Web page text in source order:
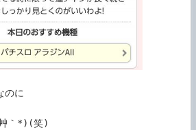
のに
｀*)(笑)